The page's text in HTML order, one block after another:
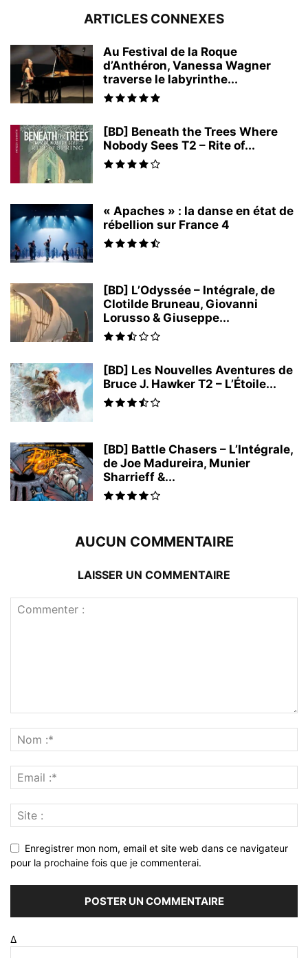
ARTICLES CONNEXES
Au Festival de la Roque
d’Anthéron, Vanessa Wagner
traverse le labyrinthe...
[BD] Beneath the Trees Where
Nobody Sees T2 – Rite of...
« Apaches » : la danse en état de
rébellion sur France 4
[BD] L’Odyssée – Intégrale, de
Clotilde Bruneau, Giovanni
Lorusso & Giuseppe...
[BD] Les Nouvelles Aventures de
Bruce J. Hawker T2 – L’Étoile...
[BD] Battle Chasers – L’Intégrale,
de Joe Madureira, Munier
Sharrieff &...
AUCUN COMMENTAIRE
LAISSER UN COMMENTAIRE
Enregistrer mon nom, email et site web dans ce navigateur
pour la prochaine fois que je commenterai.
Δ